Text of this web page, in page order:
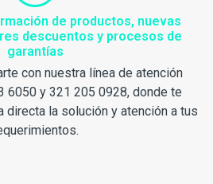
de productos, nuevas
descuentos y procesos de
garantías
con nuestra línea de atención
6050 y 321 205 0928, donde te
directa la solución y atención a tus